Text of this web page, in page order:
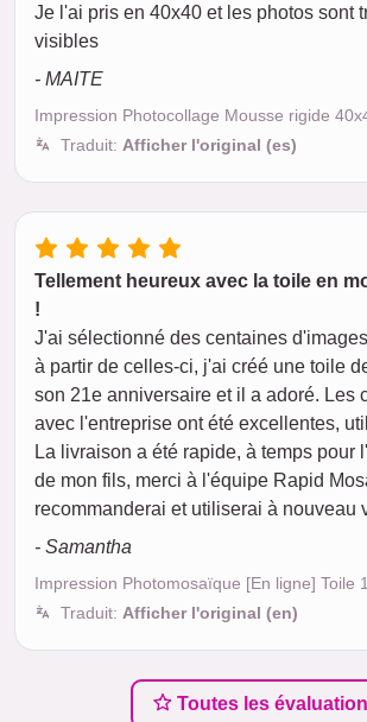
Je l'ai pris en 40x40 et les photos sont
visibles
- MAITE
Impression Photocollage Mousse rigide
Traduit: Afficher l'original (es)
Tellement heureux avec la toile en
!
J'ai sélectionné des centaines
à partir de celles-ci, j'ai créé une toile
son 21e anniversaire et il a adoré. Les
avec l'entreprise ont été excellentes,
La livraison a été rapide, à temps pour
de mon fils, merci à l'équipe Rapid
recommanderai et utiliserai à nouveau
- Samantha
Impression Photomosaïque [En ligne] Toile
Traduit: Afficher l'original (en)
Toutes les